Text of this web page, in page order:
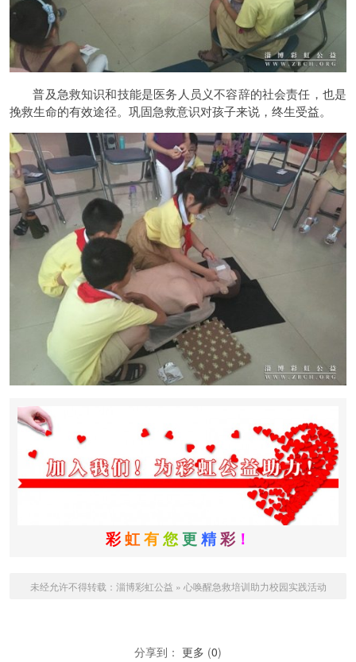
普及急救知识和技能是医务人员义不容辞的社会责任，也是
挽救生命的有效途径。巩固急救意识对孩子来说，终生受益。
彩虹有您更精彩！
未经允许不得转载： 淄博彩虹公益 » 心唤醒急救培训助力校园实践活动
分享到： 更多 (0)